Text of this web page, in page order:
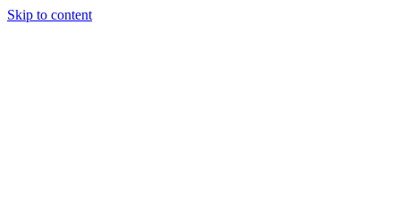
Skip to content